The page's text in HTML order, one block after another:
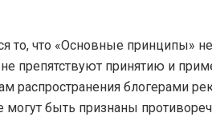
то, что «Основные принципы»
препятствуют принятию и
распространения блогерами
быть признаны